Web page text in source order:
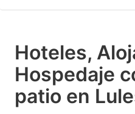
Hoteles,
Hospedaje
patio en